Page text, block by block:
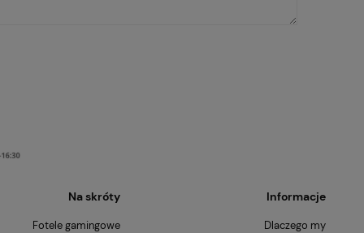
Na skróty
Fotele gamingowe
Informacje
Dlaczego my